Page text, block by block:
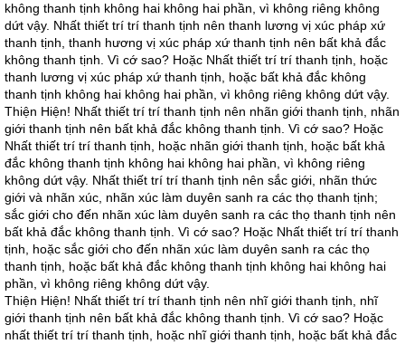
không thanh tịnh không hai không hai phần, vì không riêng không
dứt vậy. Nhất thiết trí trí thanh tịnh nên thanh lương vị xúc pháp xứ
thanh tịnh, thanh hương vị xúc pháp xứ thanh tịnh nên bất khả đắc
không thanh tịnh. Vì cớ sao? Hoặc Nhất thiết trí trí thanh tịnh, hoặc
thanh lương vị xúc pháp xứ thanh tịnh, hoặc bất khả đắc không
thanh tịnh không hai không hai phần, vì không riêng không dứt vậy.
Thiện Hiện! Nhất thiết trí trí thanh tịnh nên nhãn giới thanh tịnh, nhãn
giới thanh tịnh nên bất khả đắc không thanh tịnh. Vì cớ sao? Hoặc
Nhất thiết trí trí thanh tịnh, hoặc nhãn giới thanh tịnh, hoặc bất khả
đắc không thanh tịnh không hai không hai phần, vì không riêng
không dứt vậy. Nhất thiết trí trí thanh tịnh nên sắc giới, nhãn thức
giới và nhãn xúc, nhãn xúc làm duyên sanh ra các thọ thanh tịnh;
sắc giới cho đến nhãn xúc làm duyên sanh ra các thọ thanh tịnh nên
bất khả đắc không thanh tịnh. Vì cớ sao? Hoặc Nhất thiết trí trí thanh
tịnh, hoặc sắc giới cho đến nhãn xúc làm duyên sanh ra các thọ
thanh tịnh, hoặc bất khả đắc không thanh tịnh không hai không hai
phần, vì không riêng không dứt vậy.
Thiện Hiện! Nhất thiết trí trí thanh tịnh nên nhĩ giới thanh tịnh, nhĩ
giới thanh tịnh nên bất khả đắc không thanh tịnh. Vì cớ sao? Hoặc
nhất thiết trí trí thanh tịnh, hoặc nhĩ giới thanh tịnh, hoặc bất khả đắc